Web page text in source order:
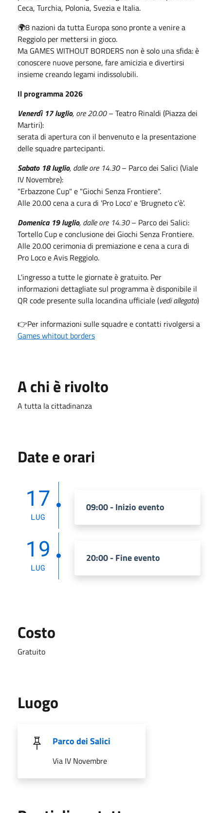
Ceca, Turchia, Polonia, Svezia e Italia.
🌍8 nazioni da tutta Europa sono pronte a venire a
Reggiolo per mettersi in gioco.
Ma GAMES WITHOUT BORDERS non è solo una sfida: è
conoscere nuove persone, fare amicizia e divertirsi
insieme creando legami indissolubili.
Il programma 2026
Venerdì 17 luglio, ore 20.00– Teatro Rinaldi (Piazza dei
Martiri):
serata di apertura con il benvenuto e la presentazione
delle squadre partecipanti.
Sabato 18 luglio, dalle ore 14.30– Parco dei Salici (Viale
IV Novembre):
"Erbazzone Cup" e "Giochi Senza Frontiere".
Alle 20.00 cena a cura di 'Pro Loco' e 'Brugneto c'è'.
Domenica 19 luglio, dalle ore 14.30– Parco dei Salici:
Tortello Cup e conclusione dei Giochi Senza Frontiere.
Alle 20.00 cerimonia di premiazione e cena a cura di
Pro Loco e Avis Reggiolo.
L'ingresso a tutte le giornate è gratuito. Per
informazioni dettagliate sul programma è disponibile il
QR code presente sulla locandina ufficiale (vedi allegato)
👉Per informazioni sulle squadre e contatti rivolgersi a
Games whitout borders
A chi è rivolto
A tutta la cittadinanza
Date e orari
17
LUG
09:00 - Inizio evento
19
LUG
20:00 - Fine evento
Costo
Gratuito
Luogo
Parco dei Salici
Via IV Novembre